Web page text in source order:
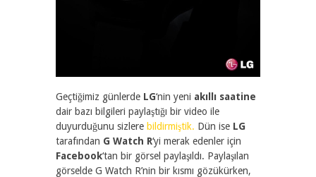
Geçtiğimiz günlerde LG‘nin yeni akıllı saatine
dair bazı bilgileri paylaştığı bir video ile
duyurduğunu sizlere bildirmiştik. Dün ise LG
tarafından G Watch R‘yi merak edenler için
Facebook‘tan bir görsel paylaşıldı. Paylaşılan
görselde G Watch R’nin bir kısmı gözükürken,